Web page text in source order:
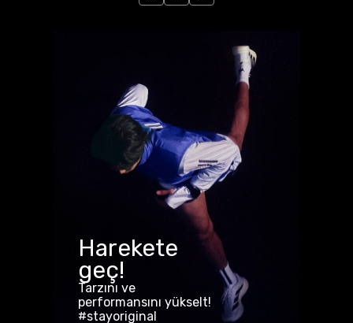
Harekete
geç!
Tarzını ve
performansını yükselt!
#stayoriginal